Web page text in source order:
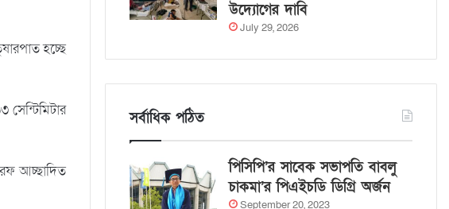
হচ্ছে
আচ্ছাদিত
উদ্যোগের দাবি
July 29, 2026
সর্বাধিক পঠিত
পিসিপি’র সাবেক সভাপতি বাবলু
চাকমা’র পিএইচডি ডিগ্রি অর্জন
September 20, 2023